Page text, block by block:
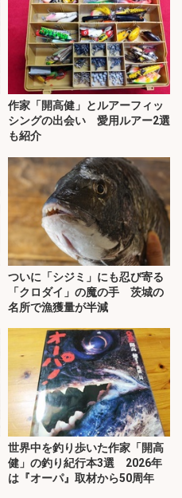
作家「開高健」とルアーフィッ
シングの出会い 愛用ルアー2選
も紹介
ついに「シジミ」にも忍び寄る
「クロダイ」の魔の手 茨城の
名所で漁獲量が半減
世界中を釣り歩いた作家「開高
健」の釣り紀行本3選 2026年
は『オーパ』取材から50周年